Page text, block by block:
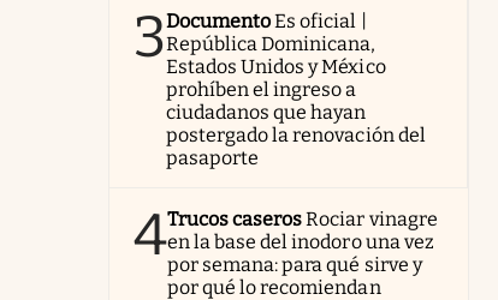
3DocumentoEs oficial |
República Dominicana,
Estados Unidos y México
prohíben el ingreso a
ciudadanos que hayan
postergado la renovación del
pasaporte
4Trucos caserosRociar vinagre
en la base del inodoro una vez
por semana: para qué sirve y
por qué lo recomiendan